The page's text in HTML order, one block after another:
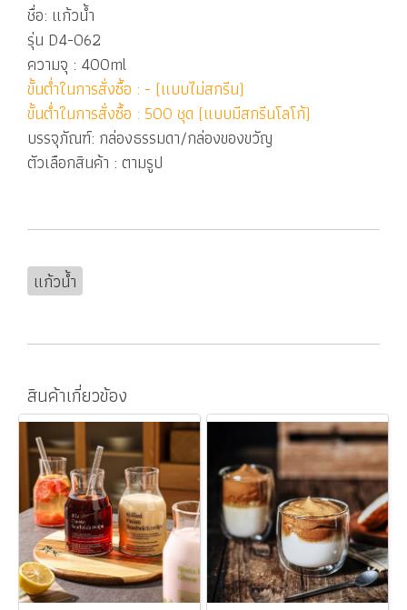
ชื่อ: แก้วน้ำ
รุ่น D4-062
ความจุ : 400ml
ขั้นต่ำในการสั่งซื้อ : - (แบบไม่สกรีน)
ขั้นต่ำในการสั่งซื้อ : 500 ชุด (แบบมีสกรีนโลโก้)
บรรจุภัณฑ์: กล่องธรรมดา/กล่องของขวัญ
ตัวเลือกสินค้า : ตามรูป
แก้วน้ำ
สินค้าเกี่ยวข้อง